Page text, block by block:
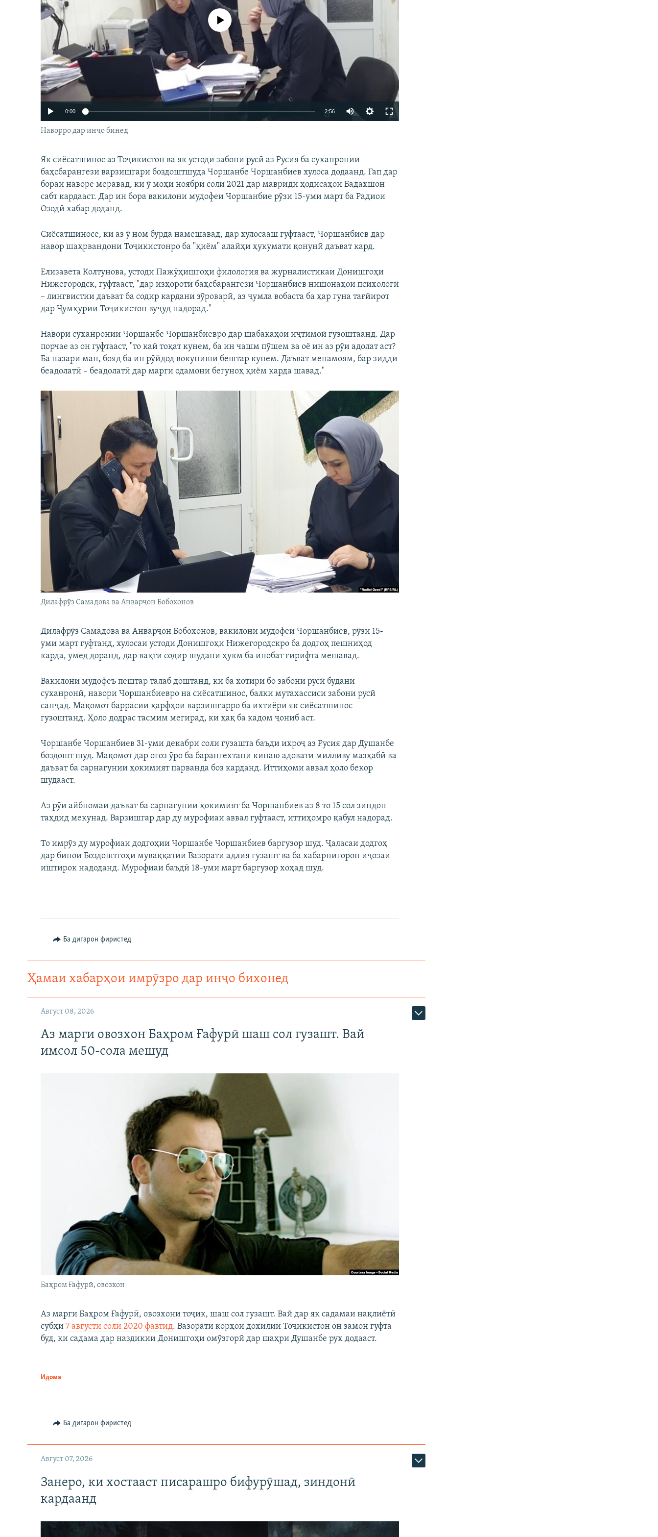
Auto
720p 1080p
Феълан кор намекунад
0:00 2:56
480p
720p
1080p
Наворро дар инҷо бинед
Як сиёсатшинос аз Тоҷикистон ва як устоди забони русӣ аз Русия ба суханронии
баҳсбарангези варзишгари боздоштшуда Чоршанбе Чоршанбиев хулоса додаанд. Гап дар
бораи наворе меравад, ки ӯ моҳи ноябри соли 2021 дар мавриди ҳодисаҳои Бадахшон
сабт кардааст. Дар ин бора вакилони мудофеи Чоршанбие рӯзи 15-уми март ба Радиои
Озодӣ хабар доданд.
Сиёсатшиносе, ки аз ӯ ном бурда намешавад, дар хулосааш гуфтааст, Чоршанбиев дар
навор шаҳрвандони Тоҷикистонро ба "қиём" алайҳи ҳукумати қонунӣ даъват кард.
Елизавета Колтунова, устоди Пажӯҳишгоҳи филология ва журналистикаи Донишгоҳи
Нижегородск, гуфтааст, "дар изҳороти баҳсбарангези Чоршанбиев нишонаҳои психологӣ
– лингвистии даъват ба содир кардани зӯроварӣ, аз ҷумла вобаста ба ҳар гуна тағйирот
дар Ҷумҳурии Тоҷикистон вуҷуд надорад."
Навори суханронии Чоршанбе Чоршанбиевро дар шабакаҳои иҷтимоӣ гузоштаанд. Дар
порчае аз он гуфтааст, "то кай тоқат кунем, ба ин чашм пӯшем ва оё ин аз рӯи адолат аст?
Ба назари ман, бояд ба ин рӯйдод вокуниши бештар кунем. Даъват менамоям, бар зидди
беадолатӣ – беадолатӣ дар марги одамони бегуноҳ қиём карда шавад."
Дилафрӯз Самадова ва Анварҷон Бобохонов
Дилафрӯз Самадова ва Анварҷон Бобохонов, вакилони мудофеи Чоршанбиев, рӯзи 15-
уми март гуфтанд, хулосаи устоди Донишгоҳи Нижегородскро ба додгоҳ пешниҳод
карда, умед доранд, дар вақти содир шудани ҳукм ба инобат гирифта мешавад.
Вакилони мудофеъ пештар талаб доштанд, ки ба хотири бо забони русӣ будани
суханронӣ, навори Чоршанбиевро на сиёсатшинос, балки мутахассиси забони русӣ
санҷад. Мақомот баррасии ҳарфҳои варзишгарро ба ихтиёри як сиёсатшинос
гузоштанд. Ҳоло додрас тасмим мегирад, ки ҳақ ба кадом ҷониб аст.
Чоршанбе Чоршанбиев 31-уми декабри соли гузашта баъди ихроҷ аз Русия дар Душанбе
боздошт шуд. Мақомот дар оғоз ӯро ба барангехтани кинаю адовати милливу мазҳабӣ ва
даъват ба сарнагунии ҳокимият парванда боз карданд. Иттиҳоми аввал ҳоло бекор
шудааст.
Аз рӯи айбномаи даъват ба сарнагунии ҳокимият ба Чоршанбиев аз 8 то 15 сол зиндон
таҳдид мекунад. Варзишгар дар ду мурофиаи аввал гуфтааст, иттиҳомро қабул надорад.
То имрӯз ду мурофиаи додгоҳии Чоршанбе Чоршанбиев баргузор шуд. Ҷаласаи додгоҳ
дар бинои Боздоштгоҳи муваққатии Вазорати адлия гузашт ва ба хабарнигорон иҷозаи
иштирок надоданд. Мурофиаи баъдӣ 18-уми март баргузор хоҳад шуд.
Ба дигарон фиристед
Ҳамаи хабарҳои имрӯзро дар инҷо бихонед
Август 08, 2026
Аз марги овозхон Баҳром Ғафурӣ шаш сол гузашт. Вай
имсол 50-сола мешуд
Баҳром Ғафурӣ, овозхон
Аз марги Баҳром Ғафурӣ, овозхони тоҷик, шаш сол гузашт. Вай дар як садамаи нақлиётӣ
субҳи 7 августи соли 2020 фавтид. Вазорати корҳои дохилии Тоҷикистон он замон гуфта
буд, ки садама дар наздикии Донишгоҳи омӯзгорӣ дар шаҳри Душанбе рух додааст.
Идома
Ба дигарон фиристед
Август 07, 2026
Занеро, ки хостааст писарашро бифурӯшад, зиндонӣ
кардаанд